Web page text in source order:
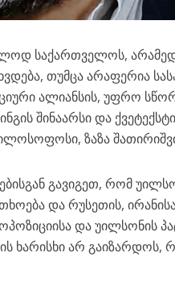
საქართველოს, არამედ
თუმცა არაფერია
ალიანსის, უფრო
შინაარსი და
ზაზა
გავიგეთ, რომ
და რუსეთის, ირანისა
და უილსონის
არ გაიზარდოს,